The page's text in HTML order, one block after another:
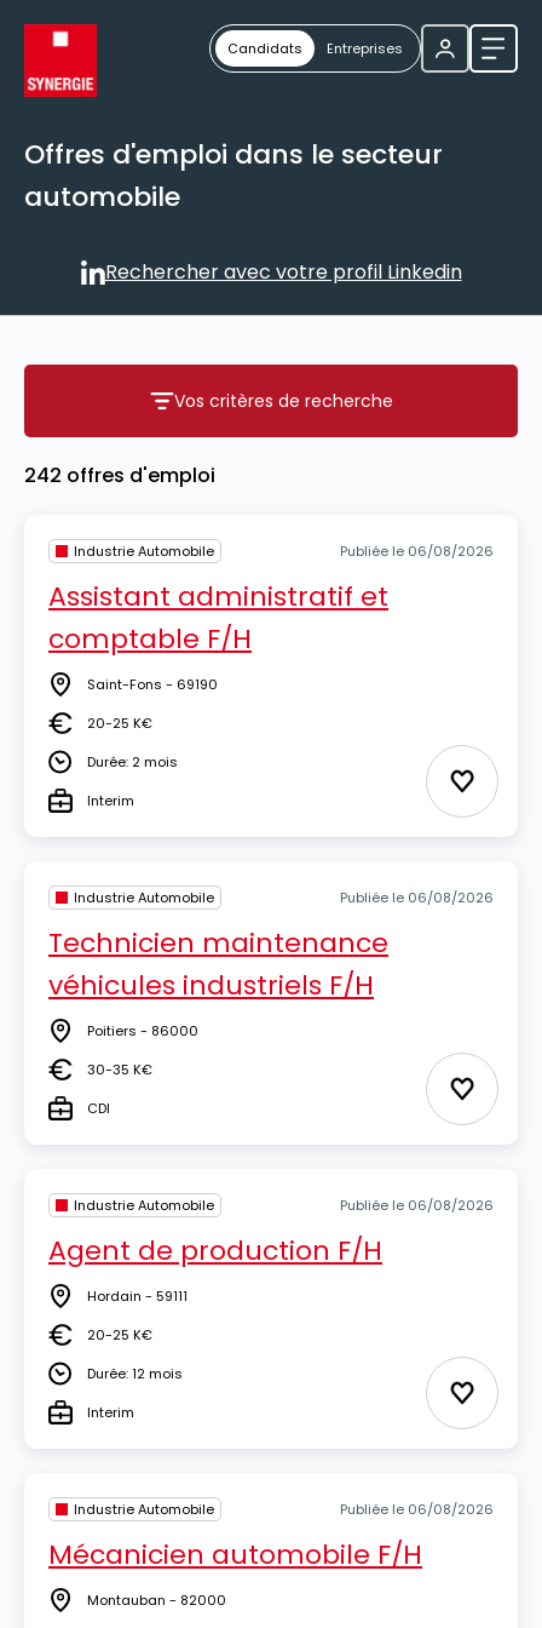
Candidats Entreprises
Offres d'emploi dans le secteur
automobile
Rechercher avec votre
Rechercher avec votre profil Linkedin
Vos critères de recherche
Vos critères de recherche
242 offres d'emploi
Industrie Automobile Publiée le 06/08/2026
Assistant administratif et
comptable F/H
Lieu Saint-Fons - 69190
Salaire20-25 K€
DuréeDurée: 2 mois
TypeInterim Ajouter
Industrie Automobile Publiée le 06/08/2026
Technicien maintenance
véhicules industriels F/H
Lieu Poitiers - 86000
Salaire30-35 K€
TypeCDI Ajouter
Industrie Automobile Publiée le 06/08/2026
Agent de production F/H
Lieu Hordain - 59111
Salaire20-25 K€
DuréeDurée: 12 mois
TypeInterim Ajouter
Industrie Automobile Publiée le 06/08/2026
Mécanicien automobile F/H
Lieu Montauban - 82000